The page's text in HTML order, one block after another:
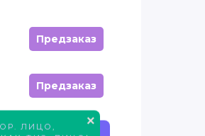
×
ЛИЦО
ФИЗ. ЛИЦО !
Предзаказ
Предзаказ
Предзаказ